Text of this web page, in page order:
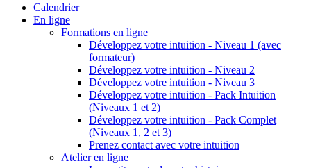
Calendrier
En ligne
Formations en ligne
Développez votre intuition - Niveau 1 (avec
formateur)
Développez votre intuition - Niveau 2
Développez votre intuition - Niveau 3
Développez votre intuition - Pack Intuition
(Niveaux 1 et 2)
Développez votre intuition - Pack Complet
(Niveaux 1, 2 et 3)
Prenez contact avec votre intuition
Atelier en ligne